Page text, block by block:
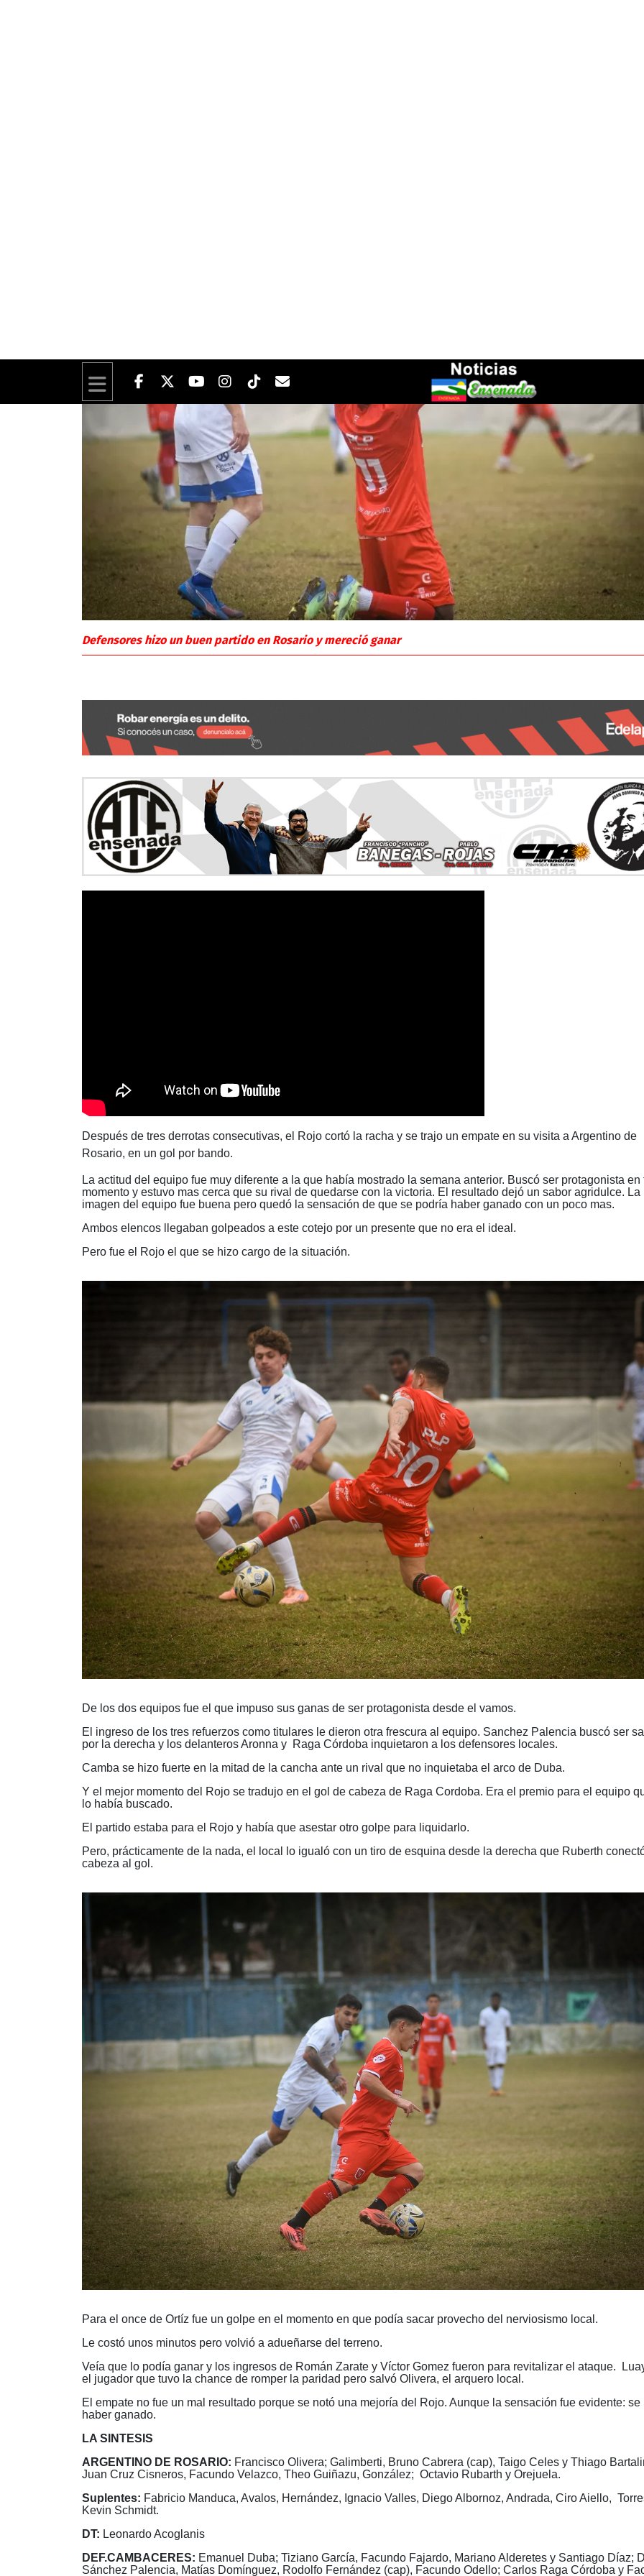
Defensores hizo un buen partido en Rosario y mereció ganar
Después de tres derrotas consecutivas, el Rojo cortó la racha y se trajo un empate en su visita a Argentino de
Rosario, en un gol por bando.
La actitud del equipo fue muy diferente a la que había mostrado la semana anterior. Buscó ser protagonista en
momento y estuvo mas cerca que su rival de quedarse con la victoria. El resultado dejó un sabor agridulce. La
imagen del equipo fue buena pero quedó la sensación de que se podría haber ganado con un poco mas.
Ambos elencos llegaban golpeados a este cotejo por un presente que no era el ideal.
Pero fue el Rojo el que se hizo cargo de la situación.
De los dos equipos fue el que impuso sus ganas de ser protagonista desde el vamos.
El ingreso de los tres refuerzos como titulares le dieron otra frescura al equipo. Sanchez Palencia buscó ser
por la derecha y los delanteros Aronna y Raga Córdoba inquietaron a los defensores locales.
Camba se hizo fuerte en la mitad de la cancha ante un rival que no inquietaba el arco de Duba.
Y el mejor momento del Rojo se tradujo en el gol de cabeza de Raga Cordoba. Era el premio para el equipo
lo había buscado.
El partido estaba para el Rojo y había que asestar otro golpe para liquidarlo.
Pero, prácticamente de la nada, el local lo igualó con un tiro de esquina desde la derecha que Ruberth
cabeza al gol.
Para el once de Ortíz fue un golpe en el momento en que podía sacar provecho del nerviosismo local.
Le costó unos minutos pero volvió a adueñarse del terreno.
Veía que lo podía ganar y los ingresos de Román Zarate y Víctor Gomez fueron para revitalizar el ataque.
el jugador que tuvo la chance de romper la paridad pero salvó Olivera, el arquero local.
El empate no fue un mal resultado porque se notó una mejoría del Rojo. Aunque la sensación fue evidente: se
haber ganado.
LA SINTESIS
ARGENTINO DE ROSARIO: Francisco Olivera; Galimberti, Bruno Cabrera (cap), Taigo Celes y Thiago
Juan Cruz Cisneros, Facundo Velazco, Theo Guiñazu, González; Octavio Rubarth y Orejuela.
Suplentes: Fabricio Manduca, Avalos, Hernández, Ignacio Valles, Diego Albornoz, Andrada, Ciro Aiello,
Kevin Schmidt.
DT: Leonardo Acoglanis
DEF.CAMBACERES: Emanuel Duba; Tiziano García, Facundo Fajardo, Mariano Alderetes y Santiago Díaz;
Sánchez Palencia, Matías Domínguez, Rodolfo Fernández (cap), Facundo Odello; Carlos Raga Córdoba y